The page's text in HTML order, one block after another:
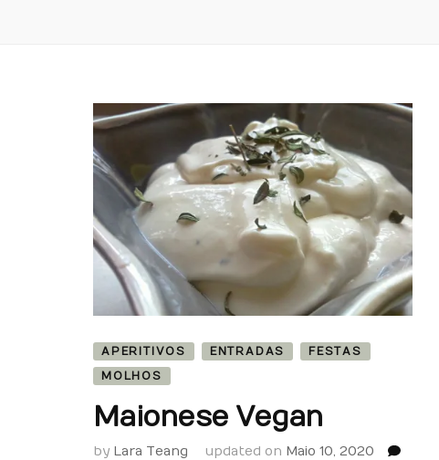
APERITIVOS ENTRADAS
FESTAS
MOLHOS
Maionese Vegan
by Lara Teang updated on Maio 10, 2020